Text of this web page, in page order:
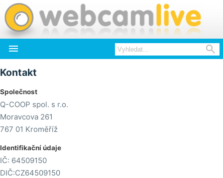
 
Kontakt
Společnost
Q-COOP spol. s r.o.
Moravcova 261
767 01 Kroměříž
Identifikační údaje
IČ: 64509150
DIČ:CZ64509150